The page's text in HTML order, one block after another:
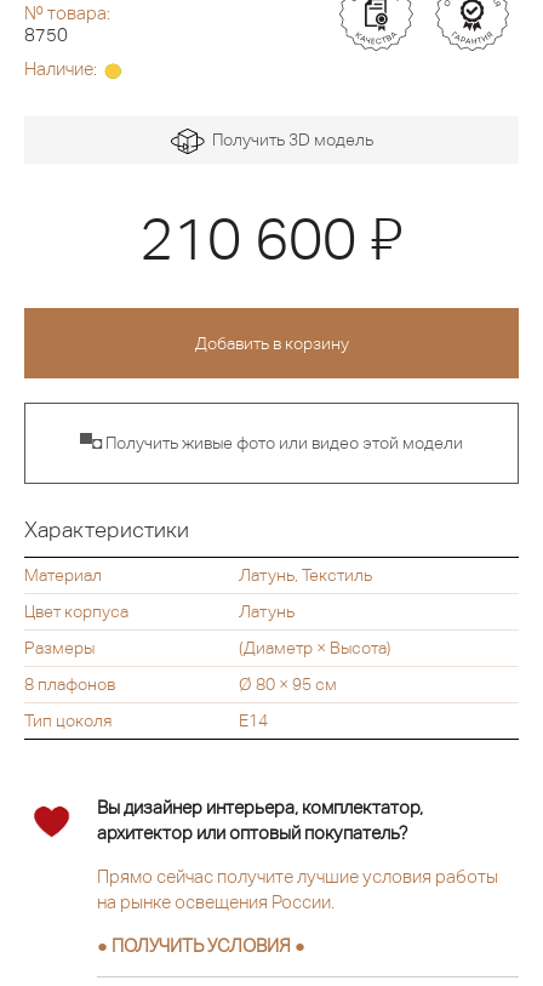
№ товара:
8750
Наличие:
Получить 3D модель
210 600 Я
▀◘ Получить живые фото или видео этой модели
Характеристики
Материал
Латунь, Текстиль
Цвет корпуса
Латунь
Размеры
(Диаметр × Высота)
8 плафонов
Ø 80 × 95 см
Тип цоколя
Е14
Вы дизайнер интерьера, комплектатор,
архитектор или оптовый покупатель?
Прямо сейчас получите лучшие условия работы
на рынке освещения России.
● ПОЛУЧИТЬ УСЛОВИЯ ●